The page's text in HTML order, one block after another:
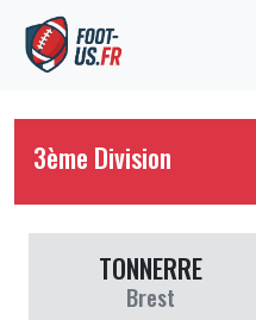
3ème Division
TONNERRE
Brest